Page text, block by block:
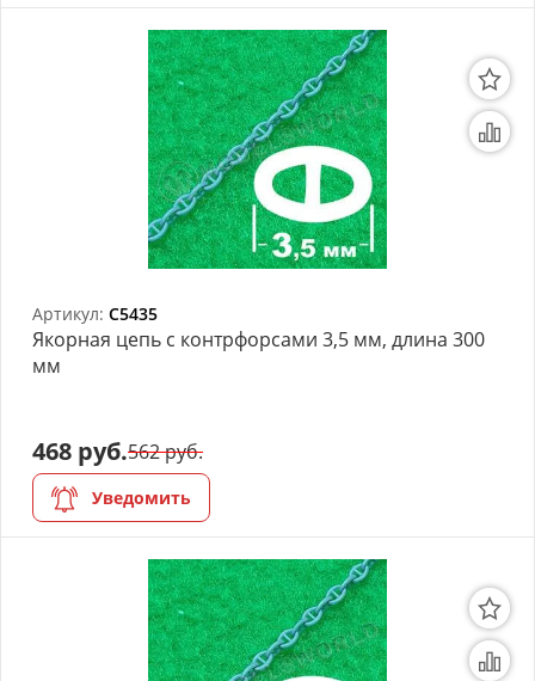
Артикул: C5435
Якорная цепь с контрфорсами 3,5 мм, длина 300
мм
468 руб.562 руб.
Уведомить